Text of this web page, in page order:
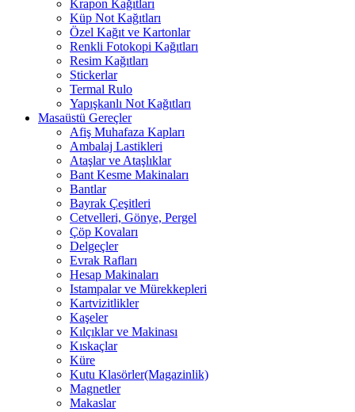
Krapon Kağıtları
Küp Not Kağıtları
Özel Kağıt ve Kartonlar
Renkli Fotokopi Kağıtları
Resim Kağıtları
Stickerlar
Termal Rulo
Yapışkanlı Not Kağıtları
Masaüstü Gereçler
Afiş Muhafaza Kapları
Ambalaj Lastikleri
Ataşlar ve Ataşlıklar
Bant Kesme Makinaları
Bantlar
Bayrak Çeşitleri
Cetvelleri, Gönye, Pergel
Çöp Kovaları
Delgeçler
Evrak Rafları
Hesap Makinaları
Istampalar ve Mürekkepleri
Kartvizitlikler
Kaşeler
Kılçıklar ve Makinası
Kıskaçlar
Küre
Kutu Klasörler(Magazinlik)
Magnetler
Makaslar